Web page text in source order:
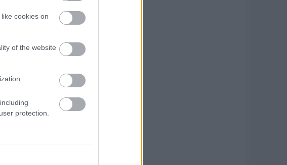
cookies on
of the website
protection.